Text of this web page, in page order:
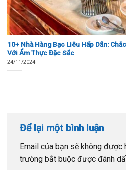
10+ Nhà Hàng Bạc Liêu Hấp Dẫn:
Với Ẩm Thực Đặc Sắc
24/11/2024
Để lại một bình luận
Email của bạn sẽ không được
trường bắt buộc được đánh